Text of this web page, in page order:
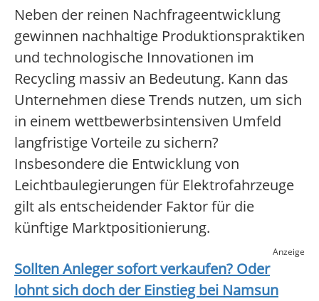
Neben der reinen Nachfrageentwicklung
gewinnen nachhaltige Produktionspraktiken
und technologische Innovationen im
Recycling massiv an Bedeutung. Kann das
Unternehmen diese Trends nutzen, um sich
in einem wettbewerbsintensiven Umfeld
langfristige Vorteile zu sichern?
Insbesondere die Entwicklung von
Leichtbaulegierungen für Elektrofahrzeuge
gilt als entscheidender Faktor für die
künftige Marktpositionierung.
Anzeige
Sollten Anleger sofort verkaufen? Oder
lohnt sich doch der Einstieg bei Namsun